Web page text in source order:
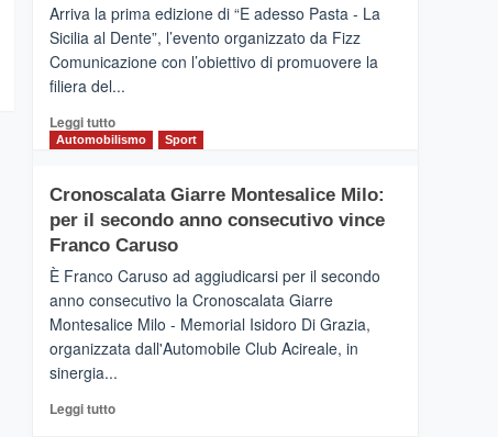
Il
Borgo
del
tour
tra
vicoli
medievali
Arriva la prima edizione di “E adesso Pasta - La
Sicilia al Dente”, l’evento organizzato da Fizz
Comunicazione con l’obiettivo di promuovere la
filiera del...
Leggi tuttoLeggi
di
Mondello
(Palermo)
–
adesso
Pasta
–
La
Dente”,
Automobilismo Sport
Cronoscalata Giarre Montesalice Milo:
per il secondo anno consecutivo vince
Franco Caruso
È Franco Caruso ad aggiudicarsi per il secondo
anno consecutivo la Cronoscalata Giarre
Montesalice Milo - Memorial Isidoro Di Grazia,
organizzata dall'Automobile Club Acireale, in
sinergia...
Leggi tuttoLeggi